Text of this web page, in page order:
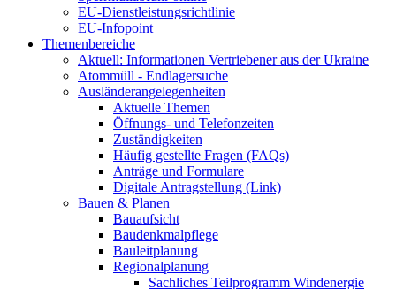
EU-Dienstleistungsrichtlinie
EU-Infopoint
Themenbereiche
Aktuell: Informationen Vertriebener aus der Ukraine
Atommüll - Endlagersuche
Ausländerangelegenheiten
Aktuelle Themen
Öffnungs- und Telefonzeiten
Zuständigkeiten
Häufig gestellte Fragen (FAQs)
Anträge und Formulare
Digitale Antragstellung (Link)
Bauen & Planen
Bauaufsicht
Baudenkmalpflege
Bauleitplanung
Regionalplanung
Sachliches Teilprogramm Windenergie